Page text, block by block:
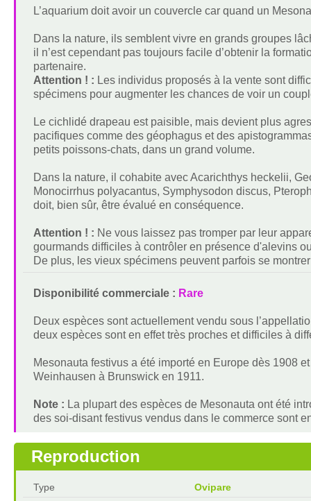
L’aquarium doit avoir un couvercle car quand un
Dans la nature, ils semblent vivre en grands groupes
il n’est cependant pas toujours facile d’obtenir la
partenaire.
Attention ! : Les individus proposés à la vente sont
spécimens pour augmenter les chances de voir un
Le cichlidé drapeau est paisible, mais devient plus
pacifiques comme des géophagus et des
petits poissons-chats, dans un grand volume.
Dans la nature, il cohabite avec Acarichthys heckelii,
Monocirrhus polyacantus, Symphysodon discus,
doit, bien sûr, être évalué en conséquence.
Attention ! : Ne vous laissez pas tromper par leur
gourmands difficiles à contrôler en présence d'alevins
De plus, les vieux spécimens peuvent parfois se
Disponibilité commerciale : Rare
Deux espèces sont actuellement vendu sous
deux espèces sont en effet très proches et difficiles à
Mesonauta festivus a été importé en Europe dès 1908
Weinhausen à Brunswick en 1911.
Note : La plupart des espèces de Mesonauta ont été
des soi-disant festivus vendus dans le commerce sont
Reproduction
Type
Ovipare